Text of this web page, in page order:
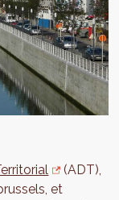
(ADT),
et